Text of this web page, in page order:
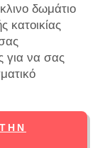
δωμάτιο
κατοικίας
για να σας